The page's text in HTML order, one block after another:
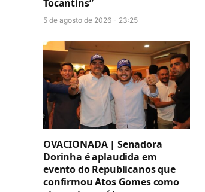
Tocantins”
5 de agosto de 2026 - 23:25
OVACIONADA | Senadora
Dorinha é aplaudida em
evento do Republicanos que
confirmou Atos Gomes como